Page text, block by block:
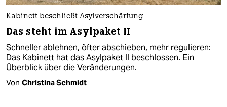
Kabinett beschließt Asylverschärfung
Das steht im Asylpaket II
Schneller ablehnen, öfter abschieben, mehr regulieren:
Das Kabinett hat das Asylpaket II beschlossen. Ein
Überblick über die Veränderungen.
Von Christina Schmidt